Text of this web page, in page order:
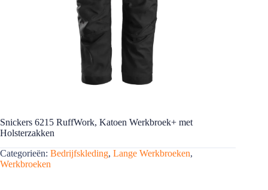
Snickers 6215 RuffWork, Katoen Werkbroek+ met
Holsterzakken
Categorieën: Bedrijfskleding, Lange Werkbroeken,
Werkbroeken